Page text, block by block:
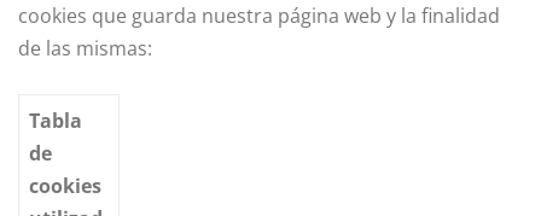
cookies que guarda nuestra página web y la finalidad
de las mismas:
Tabla
de
cookies